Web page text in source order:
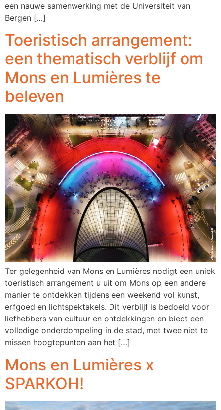
een nauwe samenwerking met de Universiteit van
Bergen […]
Toeristisch arrangement:
een thematisch verblijf om
Mons en Lumières te
beleven
Ter gelegenheid van Mons en Lumières nodigt een uniek
toeristisch arrangement u uit om Mons op een andere
manier te ontdekken tijdens een weekend vol kunst,
erfgoed en lichtspektakels. Dit verblijf is bedoeld voor
liefhebbers van cultuur en ontdekkingen en biedt een
volledige onderdompeling in de stad, met twee niet te
missen hoogtepunten aan het […]
Mons en Lumières x
SPARKOH!